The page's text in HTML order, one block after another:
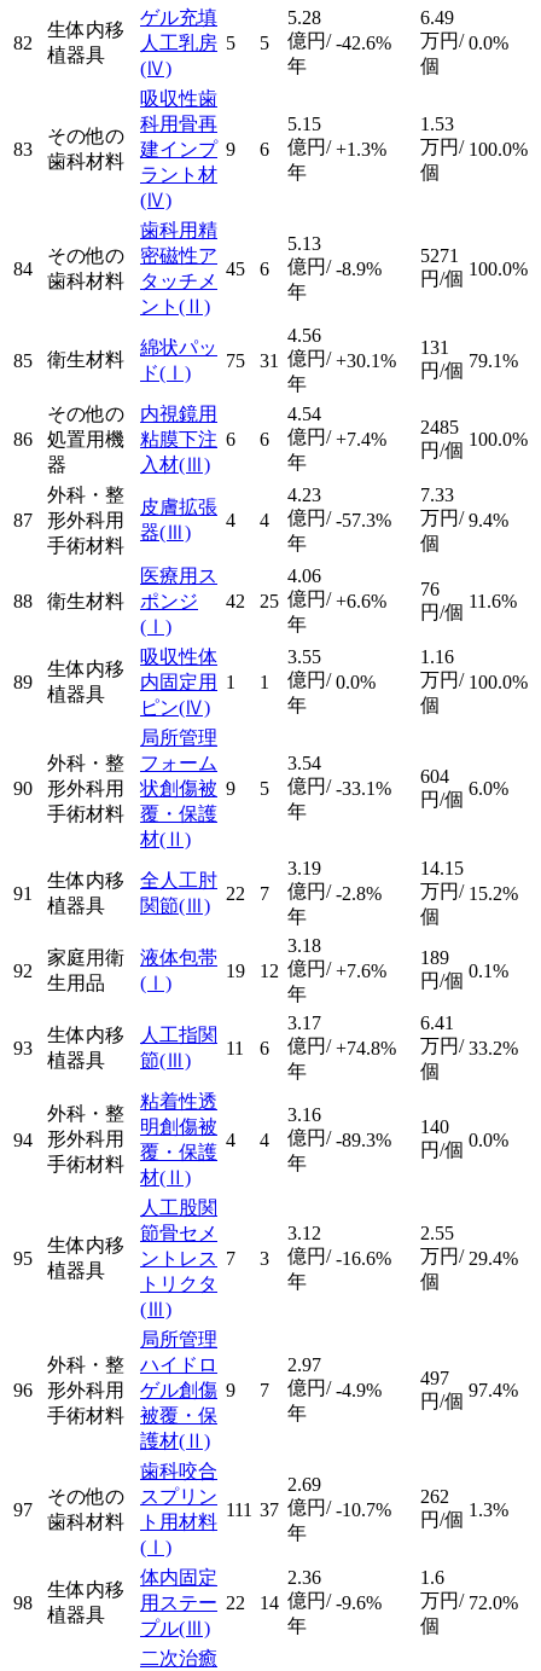
82
生体内移
植器具
ゲル充填
人工乳房
(Ⅳ)
5 5
5.28
億円/
年
-42.6%
6.49
万円/
個
0.0%
83
その他の
歯科材料
吸収性歯
科用骨再
建インプ
ラント材
(Ⅳ)
9 6
5.15
億円/
年
+1.3%
1.53
万円/
個
100.0%
84
その他の
歯科材料
歯科用精
密磁性ア
タッチメ
ント (Ⅱ)
45 6
5.13
億円/
年
-8.9%
5271
円/個 100.0%
85 衛生材料
綿状パッ
ド(Ⅰ)
75 31
4.56
億円/
年
+30.1%
131
円/個 79.1%
86
その他の
処置用機
器
内視鏡用
粘膜下注
入材(Ⅲ)
6 6
4.54
億円/
年
+7.4%
2485
円/個
100.0%
87
外科・整
形外科用
手術材料
皮膚拡張
器(Ⅲ)
4 4
4.23
億円/
年
-57.3%
7.33
万円/
個
9.4%
88 衛生材料
医療用ス
ポンジ
(Ⅰ)
42 25
4.06
億円/
年
+6.6%
76
円/個
11.6%
89
生体内移
植器具
吸収性体
内固定用
ピン(Ⅳ)
1 1
3.55
億円/
年
0.0%
1.16
万円/
個
100.0%
90
外科・整
形外科用
手術材料
局所管理
フォーム
状創傷被
覆・保護
材(Ⅱ)
9 5
3.54
億円/
年
-33.1%
604
円/個
6.0%
91
生体内移
植器具
全人工肘
関節(Ⅲ)
22 7
3.19
億円/
年
-2.8%
14.15
万円/
個
15.2%
92
家庭用衛
生用品
液体包帯
(Ⅰ)
19 12
3.18
億円/
年
+7.6%
189
円/個 0.1%
93
生体内移
植器具
人工指関
節(Ⅲ)
11 6
3.17
億円/
年
+74.8%
6.41
万円/
個
33.2%
94
外科・整
形外科用
手術材料
粘着性透
明創傷被
覆・保護
材(Ⅱ)
4 4
3.16
億円/
年
-89.3%
140
円/個 0.0%
95
生体内移
植器具
人工股関
節骨セメ
ントレス
トリクタ
(Ⅲ)
7 3
3.12
億円/
年
-16.6%
2.55
万円/
個
29.4%
96
外科・整
形外科用
手術材料
局所管理
ハイドロ
ゲル創傷
被覆・保
護材(Ⅱ)
9 7
2.97
億円/
年
-4.9%
497
円/個
97.4%
97
その他の
歯科材料
歯科咬合
スプリン
ト用材料
(Ⅰ)
111 37
2.69
億円/
年
-10.7%
262
円/個 1.3%
98
生体内移
植器具
体内固定
用ステー
プル(Ⅲ)
22 14
2.36
億円/
年
-9.6%
1.6
万円/
個
72.0%
二次治癒